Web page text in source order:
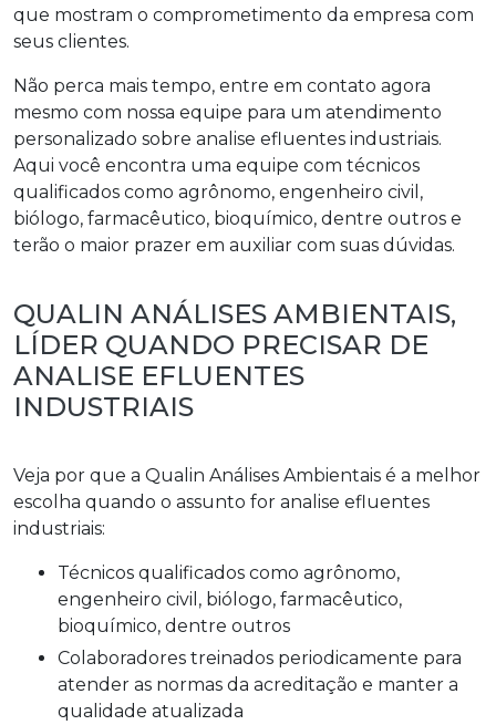
que mostram o comprometimento da empresa com
seus clientes.
Não perca mais tempo, entre em contato agora
mesmo com nossa equipe para um atendimento
personalizado sobre analise efluentes industriais.
Aqui você encontra uma equipe com técnicos
qualificados como agrônomo, engenheiro civil,
biólogo, farmacêutico, bioquímico, dentre outros e
terão o maior prazer em auxiliar com suas dúvidas.
QUALIN ANÁLISES AMBIENTAIS,
LÍDER QUANDO PRECISAR DE
ANALISE EFLUENTES
INDUSTRIAIS
Veja por que a Qualin Análises Ambientais é a melhor
escolha quando o assunto for analise efluentes
industriais:
técnicos qualificados como agrônomo,
engenheiro civil, biólogo, farmacêutico,
bioquímico, dentre outros
colaboradores treinados periodicamente para
atender as normas da acreditação e manter a
qualidade atualizada